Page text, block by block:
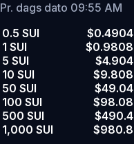
Pr. dags dato 09:55 AM
0.5 SUI
$0.4904
1 SUI
$0.9808
5 SUI
$4.904
10 SUI
$9.808
50 SUI
$49.04
100 SUI
$98.08
500 SUI
$490.4
1,000 SUI
$980.8